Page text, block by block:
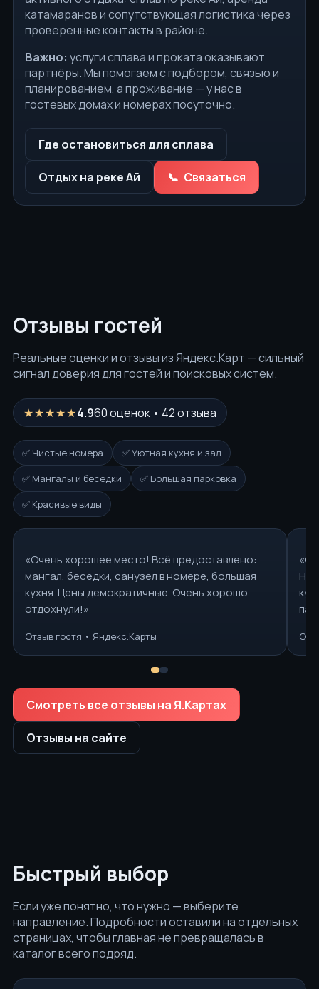
катамаранов и сопутствующая логистика через
проверенные контакты в районе.
Важно: услуги сплава и проката оказывают
партнёры. Мы помогаем с подбором, связью и
планированием, а проживание — у нас в
гостевых домах и номерах посуточно.
Где остановиться для сплава
Отдых на реке Ай Связаться
Отзывы гостей
Реальные оценки и отзывы из Яндекс.Карт — сильный
сигнал доверия для гостей и поисковых систем.
★★★★★4.960 оценок • 42 отзыва
✅ Чистые номера
✅ Уютная кухня и зал
✅ Мангалы и беседки
✅ Большая парковка
✅ Красивые виды
«Очень хорошее место! Всё предоставлено:
мангал, беседки, санузел в номере, большая
кухня. Цены демократичные. Очень хорошо
отдохнули!»
Отзыв гостя • Яндекс.Карты
Смотреть все отзывы на Я.Картах
Отзывы на сайте
Быстрый выбор
Если уже понятно, что нужно — выберите
направление. Подробности оставили на отдельных
страницах, чтобы главная не превращалась в
каталог всего подряд.